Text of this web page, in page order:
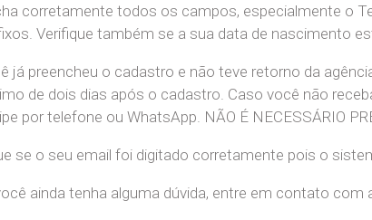
corretamente todos os campos, especialmente o
Verifique também se a sua data de nascimento
já preencheu o cadastro e não teve retorno da
de dois dias após o cadastro. Caso você não
por telefone ou WhatsApp. NÃO É NECESSÁRIO
se o seu email foi digitado corretamente pois o
ainda tenha alguma dúvida, entre em contato com